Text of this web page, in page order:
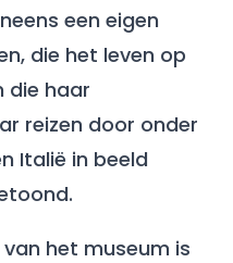
een eigen
die het leven op
die haar
reizen door onder
Italië in beeld
het museum is